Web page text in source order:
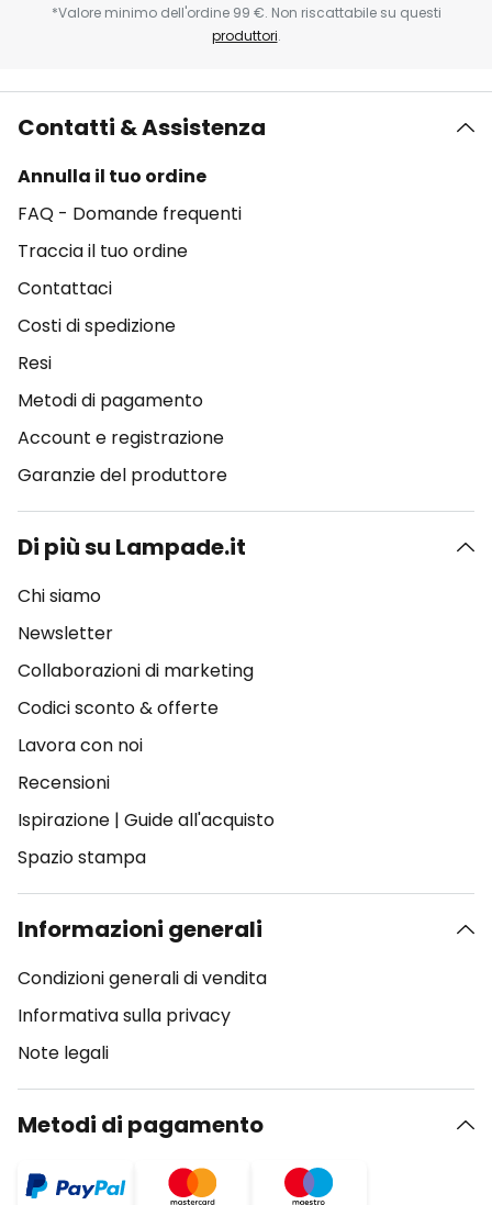
*Valore minimo dell'ordine 99 €. Non riscattabile su questi
produttori.
Contatti & Assistenza
Annulla il tuo ordine
FAQ - Domande frequenti
Traccia il tuo ordine
Contattaci
Costi di spedizione
Resi
Metodi di pagamento
Account e registrazione
Garanzie del produttore
Di più su Lampade.it
Chi siamo
Newsletter
Collaborazioni di marketing
Codici sconto & offerte
Lavora con noi
Recensioni
Ispirazione | Guide all'acquisto
Spazio stampa
Informazioni generali
Condizioni generali di vendita
Informativa sulla privacy
Note legali
Metodi di pagamento